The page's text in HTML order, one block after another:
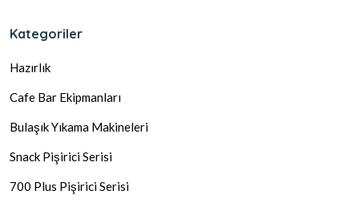
Kategoriler
Hazırlık
Cafe Bar Ekipmanları
Bulaşık Yıkama Makineleri
Snack Pişirici Serisi
700 Plus Pişirici Serisi